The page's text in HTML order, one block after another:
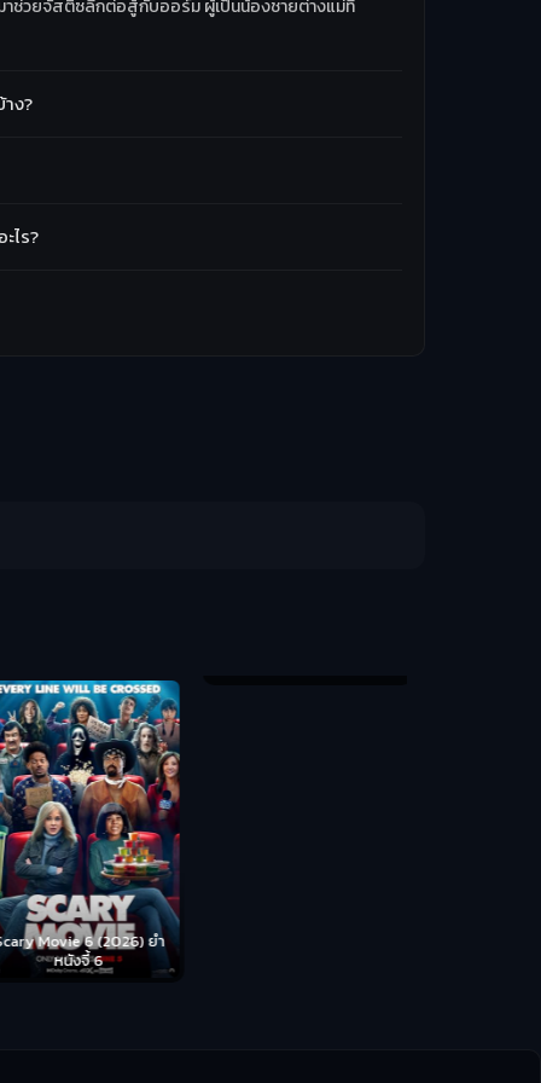
าช่วยจัสติซลีกต่อสู้กับออร์ม ผู้เป็นน้องชายต่างแม่ที่
ง?
ไร?
Movie 6 (2026) ยำ
หนังจี้ 6